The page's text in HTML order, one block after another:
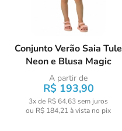
Conjunto Verão Saia Tule
Neon e Blusa Magic
A partir de
R$ 193,90
3x de R$ 64,63sem juros
ou R$ 184,21 à vista no pix